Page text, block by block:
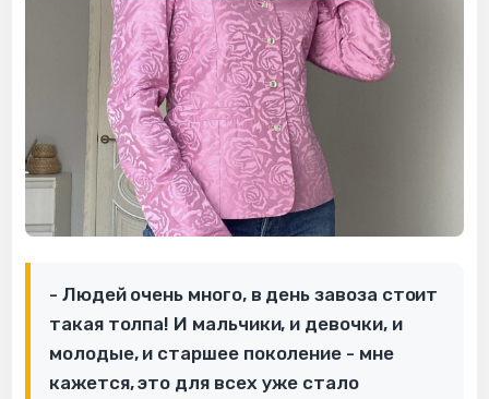
- Людей очень много, в день завоза стоит
такая толпа! И мальчики, и девочки, и
молодые, и старшее поколение - мне
кажется, это для всех уже стало